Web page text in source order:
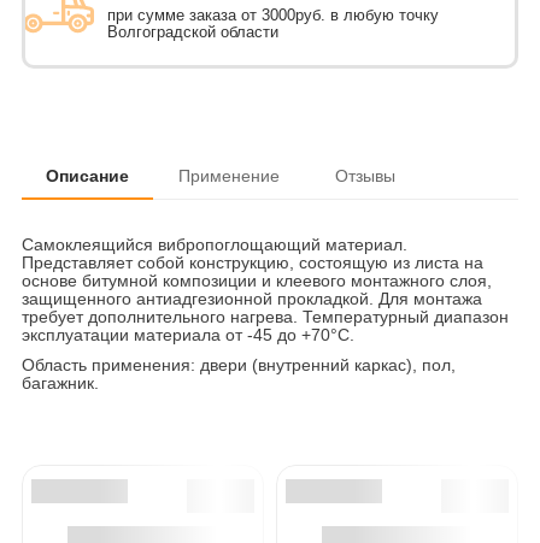
при сумме заказа от 3000руб. в любую точку
Волгоградской области
Описание Применение Отзывы
Самоклеящийся вибропоглощающий материал.
Представляет собой конструкцию, состоящую из листа на
основе битумной композиции и клеевого монтажного слоя,
защищенного антиадгезионной прокладкой. Для монтажа
требует дополнительного нагрева. Температурный диапазон
эксплуатации материала от -45 до +70°С.
Область применения: двери (внутренний каркас), пол,
багажник.